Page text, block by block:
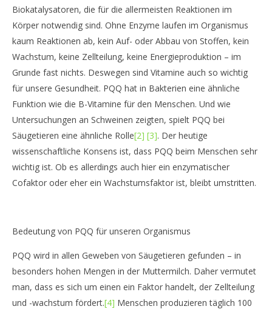
Biokatalysatoren, die für die allermeisten Reaktionen im
Körper notwendig sind. Ohne Enzyme laufen im Organismus
kaum Reaktionen ab, kein Auf- oder Abbau von Stoffen, kein
Wachstum, keine Zellteilung, keine Energieproduktion – im
Grunde fast nichts. Deswegen sind Vitamine auch so wichtig
für unsere Gesundheit. PQQ hat in Bakterien eine ähnliche
Funktion wie die B-Vitamine für den Menschen. Und wie
Untersuchungen an Schweinen zeigten, spielt PQQ bei
Säugetieren eine ähnliche Rolle[2] [3]. Der heutige
wissenschaftliche Konsens ist, dass PQQ beim Menschen sehr
wichtig ist. Ob es allerdings auch hier ein enzymatischer
Cofaktor oder eher ein Wachstumsfaktor ist, bleibt umstritten.
Bedeutung von PQQ für unseren Organismus
PQQ wird in allen Geweben von Säugetieren gefunden – in
besonders hohen Mengen in der Muttermilch. Daher vermutet
man, dass es sich um einen ein Faktor handelt, der Zellteilung
und -wachstum fördert.[4] Menschen produzieren täglich 100